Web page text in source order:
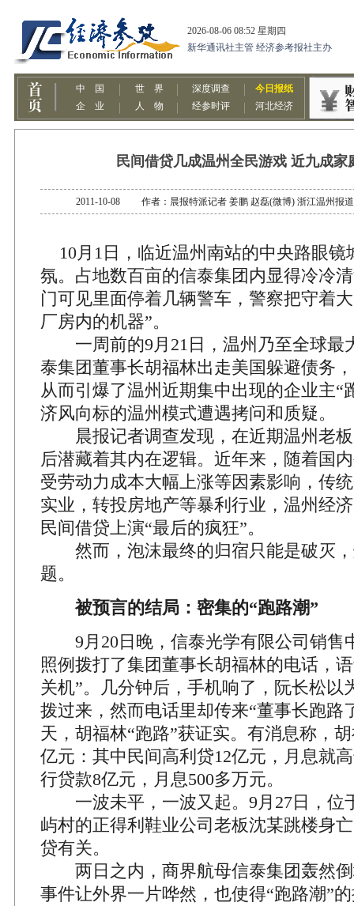
民间借贷几成温州全民游戏 近九成家
2011-10-08 作者：晨报特派记者 姜鹏 赵磊(微博) 浙江温州
10月1日，临近温州南站的中央路眼镜
氛。占地数百亩的信泰集团内显得冷冷
门可见里面停着几辆警车，警察把守着
厂房内的机器”。
一周前的9月21日，温州乃至全球最
泰集团董事长胡福林出走美国躲避债务
从而引爆了温州近期集中出现的企业主“
济风向标的温州模式遭遇拷问和质疑。
晨报记者调查发现，在近期温州老板
后潜藏着其内在逻辑。近年来，随着国
受劳动力成本大幅上涨等因素影响，传
实业，转投房地产等暴利行业，温州经
民间借贷上演“最后的疯狂”。
然而，泡沫最终的归宿只能是破灭，
题。
被预言的结局：密集的“跑路潮”
9月20日晚，信泰光学有限公司销售
照例拨打了集团董事长胡福林的电话，
关机”。几分钟后，手机响了，阮长松以
拨过来，然而电话里却传来“董事长跑路
天，胡福林“跑路”获证实。有消息称，
亿元：其中民间高利贷12亿元，月息就
行贷款8亿元，月息500多万元。
一波未平，一波又起。9月27日，位
屿村的正得利鞋业公司老板沈某跳楼身
贷有关。
两日之内，商界航母信泰集团轰然倒
事件让外界一片哗然，也使得“跑路潮”